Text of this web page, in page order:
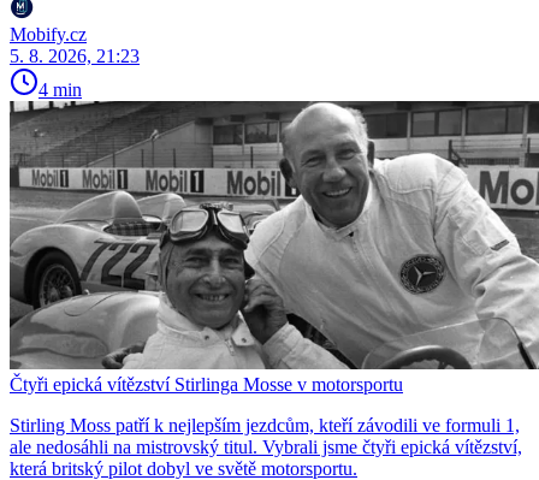
Mobify.cz
5. 8. 2026, 21:23
4 min
Čtyři epická vítězství Stirlinga Mosse v motorsportu
Stirling Moss patří k nejlepším jezdcům, kteří závodili ve formuli 1,
ale nedosáhli na mistrovský titul. Vybrali jsme čtyři epická vítězství,
která britský pilot dobyl ve světě motorsportu.